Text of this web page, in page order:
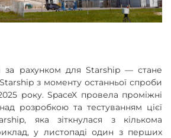
рахунком для Starship — стане
з моменту останньої спроби
року. SpaceX провела проміжні
розробкою та тестуванням цієї
яка зіткнулася з кількома
у листопаді один з перших